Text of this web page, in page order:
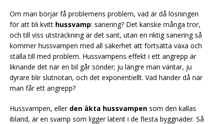
Om man börjar få problemens problem, vad är då lösningen
för att bli kvitt hussvamp: sanering? Det kanske många tror,
och till viss utsträckning är det sant, utan en riktig sanering så
kommer hussvampen med all säkerhet att fortsätta växa och
ställa till med problem. Hussvampens effekt i ett angrepp är
liknande det när en bil går sönder; ju längre man väntar, ju
dyrare blir slutnotan, och det exponentiellt. Vad händer då när
man får ett angrepp?
Hussvampen, ellerden äkta hussvampen som den kallas
ibland, är en svamp som ligger latent i de flesta byggnader. Så